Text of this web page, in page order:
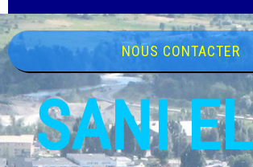
NOUS CONTACTER
SANI